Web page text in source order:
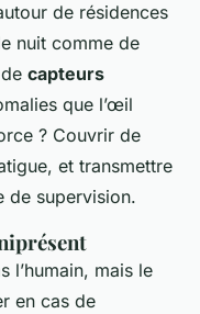
de résidences
nuit comme de
capteurs
que l’œil
? Couvrir de
et transmettre
de supervision.
l’humain, mais le
en cas de